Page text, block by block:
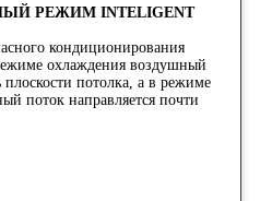
РЕЖИМ INTELIGENT
кондиционирования
охлаждения воздушный
плоскости потолка, а в режиме
поток направляется почти